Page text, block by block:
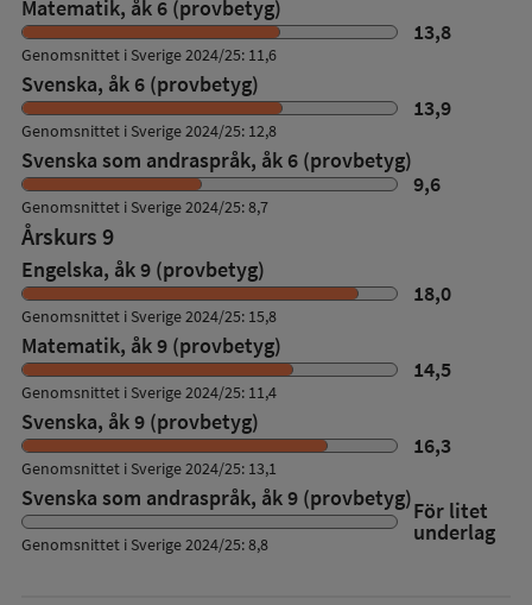
Matematik, åk 6 (provbetyg)
13,8
Genomsnittet i Sverige 2024/25: 11,6
Svenska, åk 6 (provbetyg)
13,9
Genomsnittet i Sverige 2024/25: 12,8
Svenska som andraspråk, åk 6 (provbetyg)
9,6
Genomsnittet i Sverige 2024/25: 8,7
Årskurs 9
Engelska, åk 9 (provbetyg)
18,0
Genomsnittet i Sverige 2024/25: 15,8
Matematik, åk 9 (provbetyg)
14,5
Genomsnittet i Sverige 2024/25: 11,4
Svenska, åk 9 (provbetyg)
16,3
Genomsnittet i Sverige 2024/25: 13,1
Svenska som andraspråk, åk 9 (provbetyg)För litet
underlag
Genomsnittet i Sverige 2024/25: 8,8